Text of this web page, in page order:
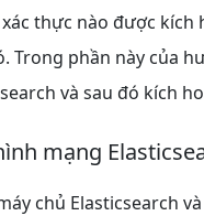
thực nào được kích
Trong phần này của
và sau đó kích
mạng
chủ Elasticsearch